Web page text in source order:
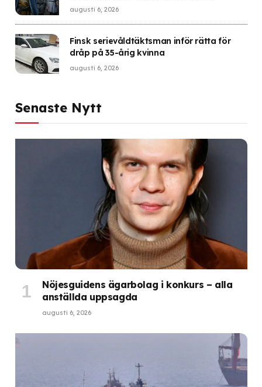
augusti 6, 2026
Finsk serievåldtäktsman inför rätta för
dråp på 35-årig kvinna
augusti 6, 2026
Senaste Nytt
Nöjesguidens ägarbolag i konkurs – alla
anställda uppsagda
augusti 6, 2026